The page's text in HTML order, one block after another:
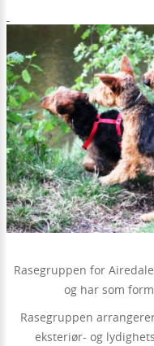
Rasegruppen for
og har som
Rasegruppen
eksteriør- og